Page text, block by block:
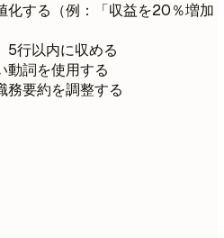
化する（例：「収益を20％増加
5行以内に収める
動詞を使用する
務要約を調整する